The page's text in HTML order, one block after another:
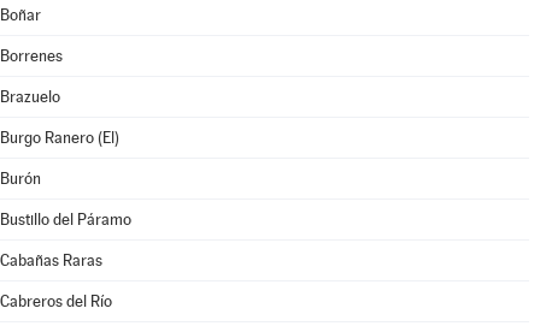
Boñar
Borrenes
Brazuelo
Burgo Ranero (El)
Burón
Bustillo del Páramo
Cabañas Raras
Cabreros del Río